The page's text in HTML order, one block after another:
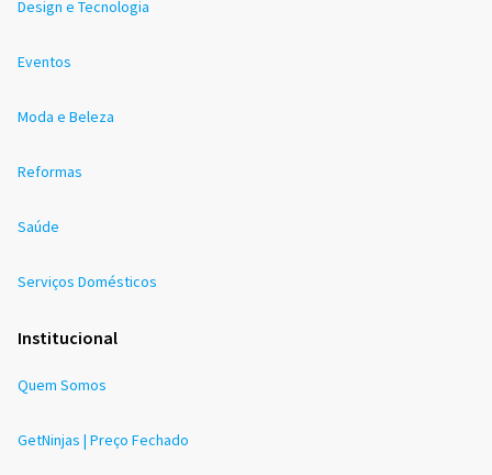
Design e Tecnologia
Eventos
Moda e Beleza
Reformas
Saúde
Serviços Domésticos
Institucional
Quem Somos
GetNinjas | Preço Fechado